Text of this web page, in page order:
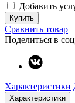
Добавить
Купить
Сравнить товар
Поделиться в
Характеристики
Характеристики